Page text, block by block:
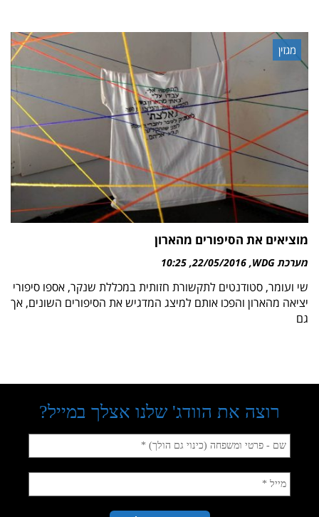
מגזין
מוציאים את הסיפורים מהארון
מערכת WDG 22/05/2016
10:25
שי ועומר, סטודנטים לתקשורת חזותית במכללת שנקר, אספו סיפורי
יציאה מהארון והפכו אותם למיצג המדגיש את הסיפורים השונים, אך
גם